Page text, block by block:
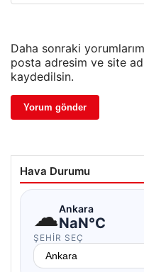
Daha sonraki
posta adresim ve site
kaydedilsin.
Hava Durumu
☁Ankara
NaN°C
ŞEHIR SEÇ